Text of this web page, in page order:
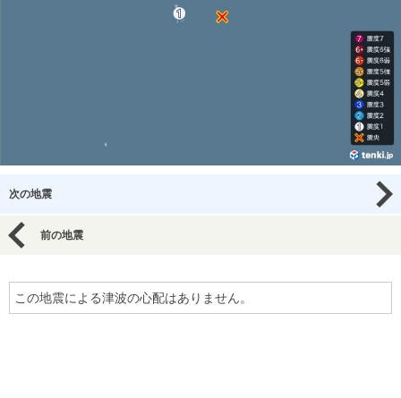
次の地震
前の地震
この地震による津波の心配はありません。